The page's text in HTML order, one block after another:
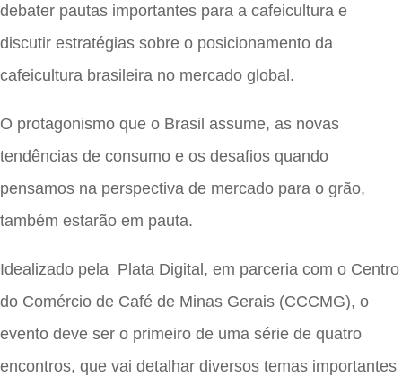
debater pautas importantes para a cafeicultura e
discutir estratégias sobre o posicionamento da
cafeicultura brasileira no mercado global.
O protagonismo que o Brasil assume, as novas
tendências de consumo e os desafios quando
pensamos na perspectiva de mercado para o grão,
também estarão em pauta.
Idealizado pela Plata Digital, em parceria com o Centro
do Comércio de Café de Minas Gerais (CCCMG), o
evento deve ser o primeiro de uma série de quatro
encontros, que vai detalhar diversos temas importantes